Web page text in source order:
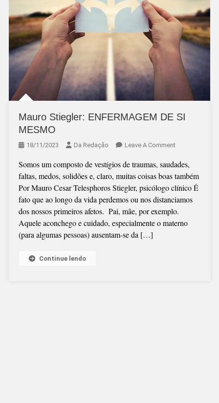
Mauro Stiegler: ENFERMAGEM DE SI
MESMO
18/11/2023 Da Redação Leave A CommentOn
Stiegler:
ENFERMAGEM
DE
SI
MESMO
Somos um composto de vestígios de traumas, saudades,
faltas, medos, solidões e, claro, muitas coisas boas também
Por Mauro Cesar Telesphoros Stiegler, psicólogo clínico É
fato que ao longo da vida perdemos ou nos distanciamos
dos nossos primeiros afetos. Pai, mãe, por exemplo.
Aquele aconchego e cuidado, especialmente o materno
(para algumas pessoas) ausentam-se da […]
Continue lendo